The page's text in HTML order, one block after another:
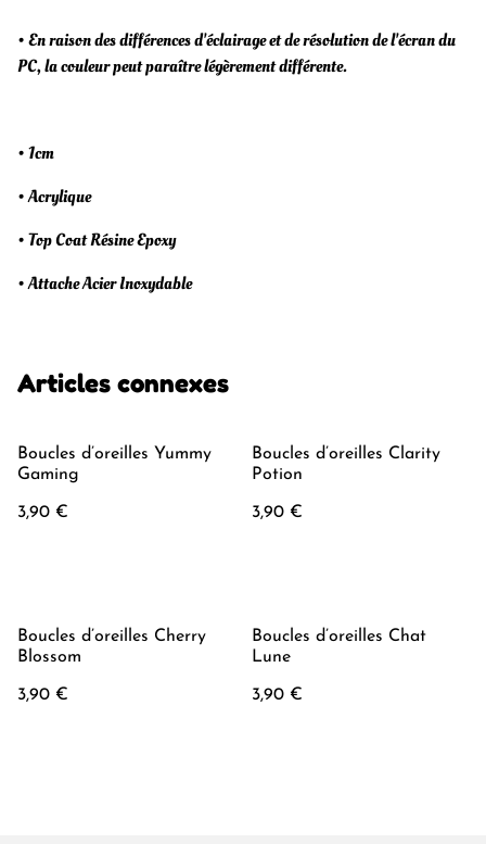
• En raison des différences d'éclairage et de résolution de l'écran du
PC, la couleur peut paraître légèrement différente.
• 1cm
• Acrylique
• Top Coat Résine Epoxy
• Attache Acier Inoxydable
Articles connexes
Boucles d’oreilles Yummy
Gaming
3,90 €
Boucles d’oreilles Clarity
Potion
3,90 €
Boucles d’oreilles Cherry
Blossom
3,90 €
Boucles d’oreilles Chat
Lune
3,90 €